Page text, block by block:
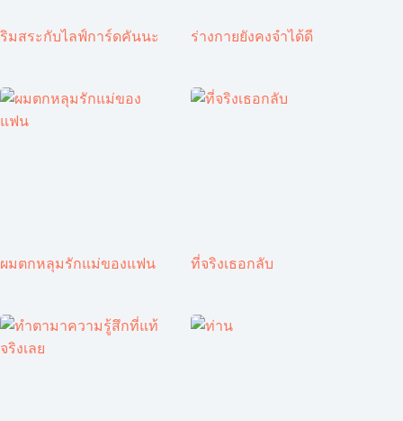
ริมสระกับไลฟ์การ์ดคันนะ ร่างกายยังคงจำได้ดี
ผมตกหลุมรักแม่ของแฟน ที่จริงเธอกลับ